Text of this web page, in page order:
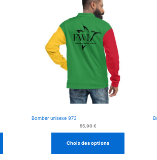
Bomber unisexe 973
55,90 €
Choix des options